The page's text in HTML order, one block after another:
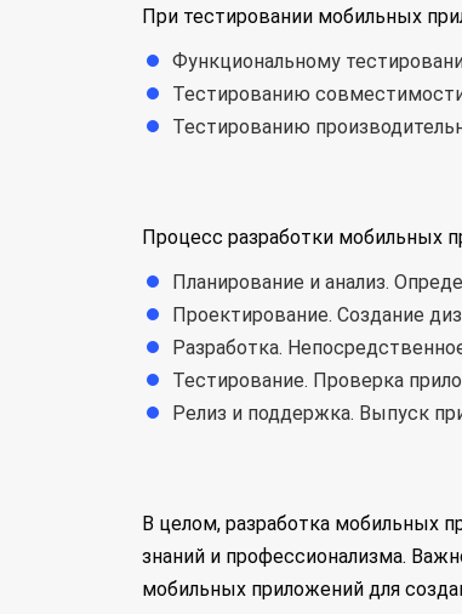
При тестировании мобильных
Функциональному
Тестированию
Тестированию
Процесс разработки мобильных
Планирование и анализ.
Проектирование. Создание
Разработка.
Тестирование. Проверка
Релиз и поддержка. Выпуск
В целом, разработка мобильных
знаний и профессионализма.
мобильных приложений для